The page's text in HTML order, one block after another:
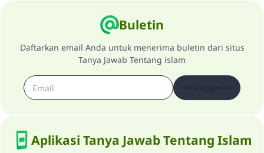
Buletin
Daftarkan email Anda untuk menerima buletin dari situs
Tanya Jawab Tentang islam
Aplikasi Tanya Jawab Tentang Islam